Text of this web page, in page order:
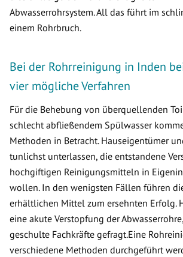
Abwasserrohrsystem. All das führt im
einem Rohrbruch.
Bei der Rohrreinigung in Inden
vier mögliche Verfahren
Für die Behebung von überquellenden
schlecht abfließendem Spülwasser
Methoden in Betracht. Hauseigentümer
tunlichst unterlassen, die entstandene
hochgiftigen Reinigungsmitteln in
wollen. In den wenigsten Fällen führen
erhältlichen Mittel zum ersehnten Erfolg.
eine akute Verstopfung der
geschulte Fachkräfte gefragt.Eine
verschiedene Methoden durchgeführt